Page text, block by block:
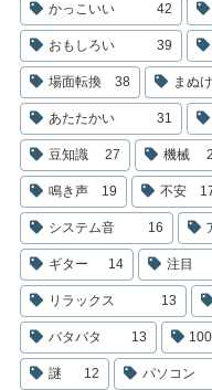
かっこいい 42
おもしろい 39
場面転換 38 まぬけ
あたたかい 31
豆知識 27 機械
鳴き声 19 不安
システム音 16
ギター 14 注目
リラックス 13
バタバタ 13
謎 12 パソコン